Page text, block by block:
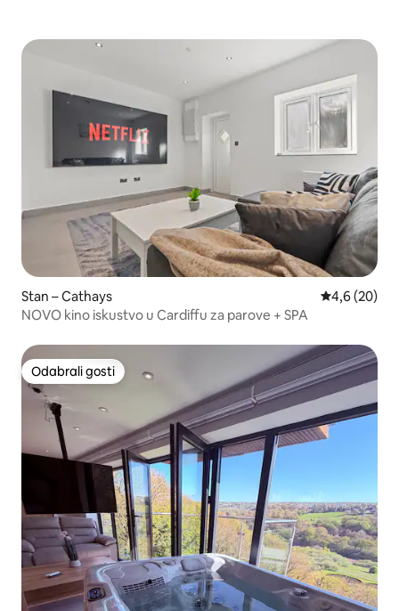
Stan – Cathays Prosječna
4,6 (20)
NOVO kino iskustvo u Cardiffu za parove + SPA
Odabrali gosti
Odabrali gosti